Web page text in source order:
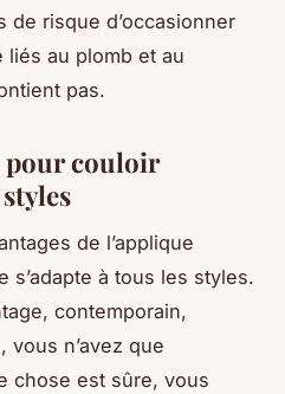
risque d’occasionner
au plomb et au
pas.
pour couloir
de l’applique
s’adapte à tous les styles.
contemporain,
n’avez que
chose est sûre, vous